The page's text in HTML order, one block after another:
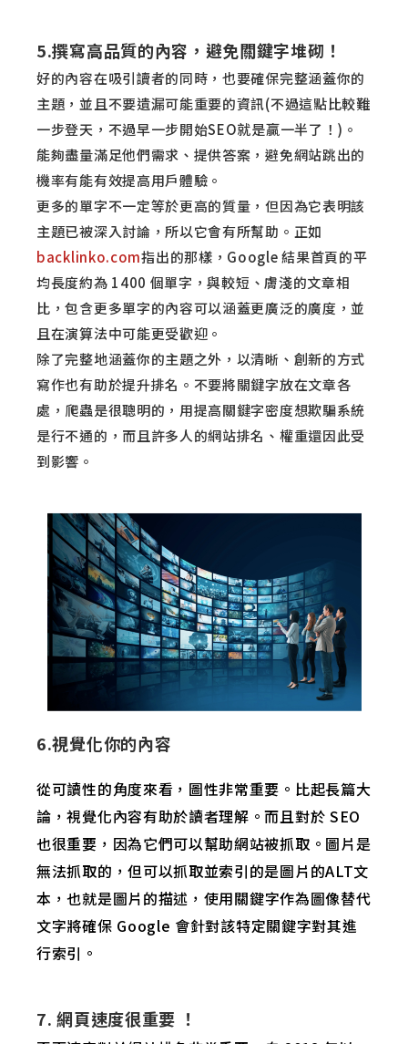
5.撰寫高品質的內容，避免關鍵字堆砌！
好的內容在吸引讀者的同時，也要確保完整涵蓋你的
主題，並且不要遺漏可能重要的資訊(不過這點比較難
一步登天，不過早一步開始SEO就是贏一半了！)。
能夠盡量滿足他們需求、提供答案，避免網站跳出的
機率有能有效提高用戶體驗。
更多的單字不一定等於更高的質量，但因為它表明該
主題已被深入討論，所以它會有所幫助。正如
backlinko.com指出的那樣，Google 結果首頁的平
均長度約為 1400 個單字，與較短、膚淺的文章相
比，包含更多單字的內容可以涵蓋更廣泛的廣度，並
且在演算法中可能更受歡迎。
除了完整地涵蓋你的主題之外，以清晰、創新的方式
寫作也有助於提升排名。不要將關鍵字放在文章各
處，爬蟲是很聰明的，用提高關鍵字密度想欺騙系統
是行不通的，而且許多人的網站排名、權重還因此受
到影響。
6.視覺化你的內容
從可讀性的角度來看，圖性非常重要。比起長篇大
論，視覺化內容有助於讀者理解。而且對於 SEO
也很重要，因為它們可以幫助網站被抓取。圖片是
無法抓取的，但可以抓取並索引的是圖片的ALT文
本，也就是圖片的描述， 使用關鍵字作為圖像替代
文字將確保 Google 會針對該特定關鍵字對其進
行索引 。
7. 網頁速度很重要 ！